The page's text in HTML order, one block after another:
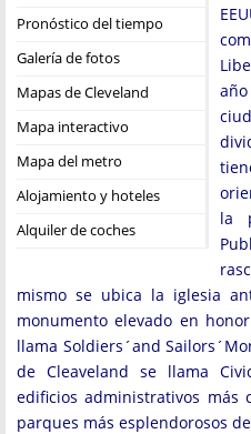
Pronóstico del tiempo
Galería de fotos
Mapas de Cleveland
Mapa interactivo
Mapa del metro
Alojamiento y hoteles
Alquiler de coches
la
mismo se ubica la iglesia
monumento elevado en
llama Soldiers´and
de Cleaveland se llama
edificios administrativos más
parques más esplendorosos